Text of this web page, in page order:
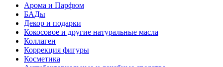
Арома и Парфюм
БАДы
Декор и подарки
Кокосовое и другие натуральные масла
Коллаген
Коррекция фигуры
Косметика